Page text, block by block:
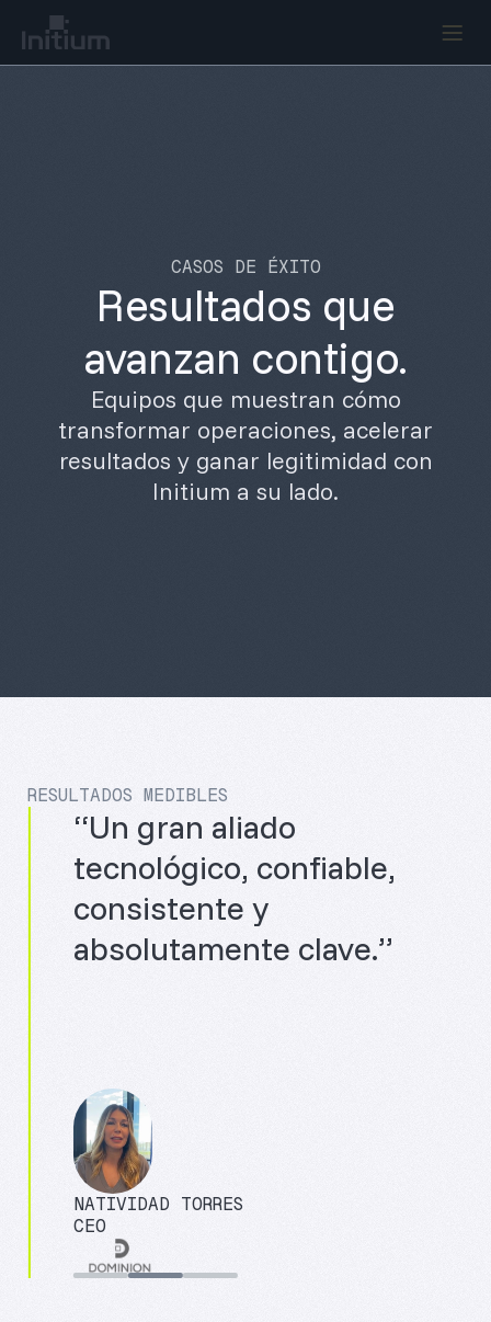
CASOS DE ÉXITO
Resultados que
avanzan contigo.
Equipos que muestran cómo
transformar operaciones, acelerar
resultados y ganar legitimidad con
Initium a su lado.
RESULTADOS MEDIBLES
“Un gran aliado
tecnológico, confiable,
consistente y
absolutamente clave.”
NATIVIDAD TORRES
CEO